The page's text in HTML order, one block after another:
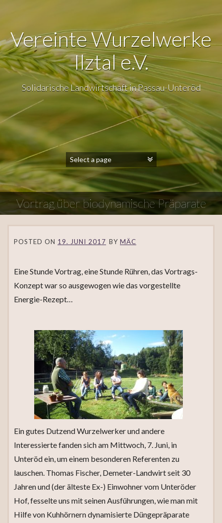
Vereinte Wurzelwerke
Ilztal e.V.
Solidarische Landwirtschaft in Passau-Unteröd
Vortrag über biodynamische Präparate
POSTED ON 19. JUNI 2017 BY MÄC
Eine Stunde Vortrag, eine Stunde Rühren, das Vortrags-
Konzept war so ausgewogen wie das vorgestellte
Energie-Rezept…
Ein gutes Dutzend Wurzelwerker und andere
Interessierte fanden sich am Mittwoch, 7. Juni, in
Unteröd ein, um einem besonderen Referenten zu
lauschen. Thomas Fischer, Demeter-Landwirt seit 30
Jahren und (der älteste Ex-) Einwohner vom Unteröder
Hof, fesselte uns mit seinen Ausführungen, wie man mit
Hilfe von Kuhhörnern dynamisierte Düngepräparate